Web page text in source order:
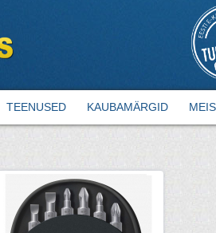
TEENUSED KAUBAMÄRGID